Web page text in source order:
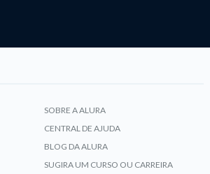
SOBRE A ALURA
CENTRAL DE AJUDA
BLOG DA ALURA
SUGIRA UM CURSO OU CARREIRA